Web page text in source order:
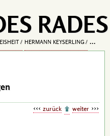
RADES
HERMANN KEYSERLING REISE
zurück weiter